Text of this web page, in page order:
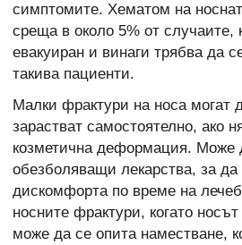
симптомите. Хематом на
среща в около 5% от случаите,
евакуиран и винаги трябва да
такива пациенти.
Малки фрактури на носа могат
зарастват самостоятелно, ако
козметична деформация. Може
обезболяващи лекарства, за да
дискомфорта по време на
носните фрактури, когато
може да се опита наместване,